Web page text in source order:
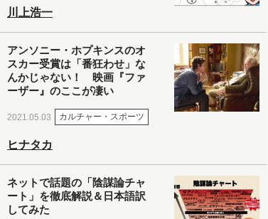
川上浩一
アンソニー・ホプキンスのオ
スカー受賞は「番狂わせ」な
んかじゃない！ 映画『ファ
ーザー』のここが凄い
2021.05.03 カルチャー・スポーツ
ヒナタカ
ネットで話題の「陰謀論チャ
ート」を徹底解説＆日本語訳
してみた